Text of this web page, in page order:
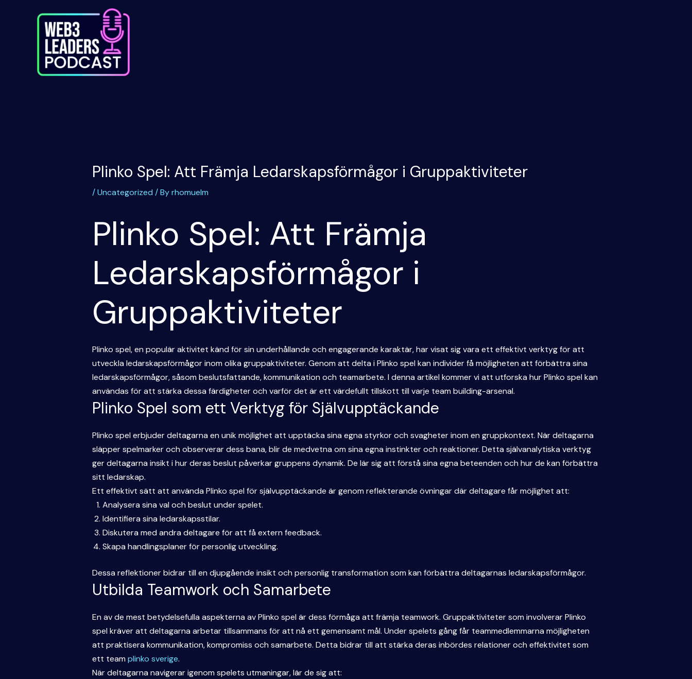
Plinko Spel: Att Främja Ledarskapsförmågor i Gruppaktiviteter
/Uncategorized / Byrhomuelm
Plinko Spel: Att Främja
Ledarskapsförmågor i
Gruppaktiviteter
Plinko spel, en populär aktivitet känd för sin underhållande och engagerande karaktär, har visat sig vara ett effektivt verktyg för att
utveckla ledarskapsförmågor inom olika gruppaktiviteter. Genom att delta i Plinko spel kan individer få möjligheten att förbättra sina
ledarskapsförmågor, såsom beslutsfattande, kommunikation och teamarbete. I denna artikel kommer vi att utforska hur Plinko spel kan
användas för att stärka dessa färdigheter och varför det är ett värdefullt tillskott till varje team building-arsenal.
Plinko Spel som ett Verktyg för Självupptäckande
Plinko spel erbjuder deltagarna en unik möjlighet att upptäcka sina egna styrkor och svagheter inom en gruppkontext. När deltagarna
släpper spelmarker och observerar dess bana, blir de medvetna om sina egna instinkter och reaktioner. Detta självanalytiska verktyg
ger deltagarna insikt i hur deras beslut påverkar gruppens dynamik. De lär sig att förstå sina egna beteenden och hur de kan förbättra
sitt ledarskap.
Ett effektivt sätt att använda Plinko spel för självupptäckande är genom reflekterande övningar där deltagare får möjlighet att:
Analysera sina val och beslut under spelet.
Identifiera sina ledarskapsstilar.
Diskutera med andra deltagare för att få extern feedback.
Skapa handlingsplaner för personlig utveckling.
Dessa reflektioner bidrar till en djupgående insikt och personlig transformation som kan förbättra deltagarnas ledarskapsförmågor.
Utbilda Teamwork och Samarbete
En av de mest betydelsefulla aspekterna av Plinko spel är dess förmåga att främja teamwork. Gruppaktiviteter som involverar Plinko
spel kräver att deltagarna arbetar tillsammans för att nå ett gemensamt mål. Under spelets gång får teammedlemmarna möjligheten
att praktisera kommunikation, kompromiss och samarbete. Detta bidrar till att stärka deras inbördes relationer och effektivitet som
ett team plinko sverige.
När deltagarna navigerar igenom spelets utmaningar, lär de sig att: